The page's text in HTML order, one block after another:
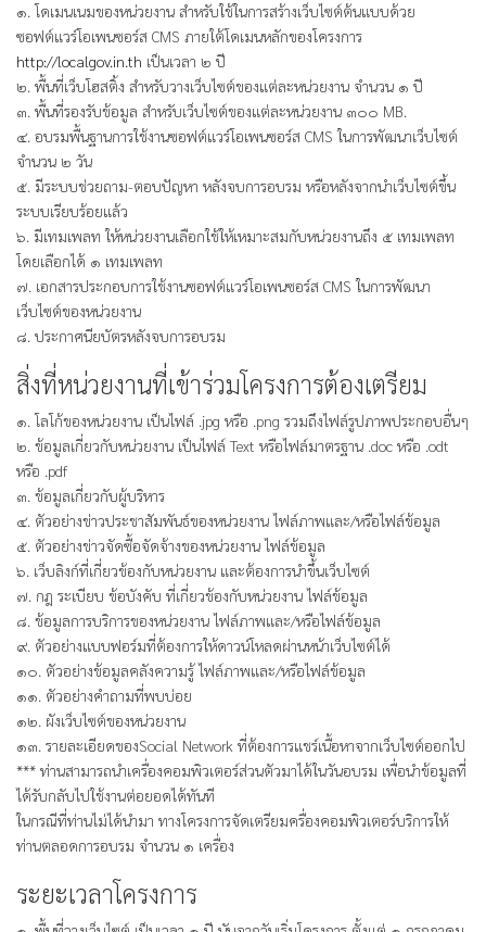
๑. โดเมนเนมของหน่วยงาน สำหรับใช้ในการสร้างเว็บไซต์ต้นแบบด้วย
ซอฟต์แวร์โอเพนซอร์ส CMS ภายใต้โดเมนหลักของโครงการ
http://localgov.in.th เป็นเวลา ๒ ปี
๒. พื้นที่เว็บโฮสติ้ง สำหรับวางเว็บไซต์ของแต่ละหน่วยงาน จำนวน ๑ ปี
๓. พื้นที่รองรับข้อมูล สำหรับเว็บไซต์ของแต่ละหน่วยงาน ๓๐๐ MB.
๔. อบรมพื้นฐานการใช้งานซอฟต์แวร์โอเพนซอร์ส CMS ในการพัฒนาเว็บไซต์
จำนวน ๒ วัน
๕. มีระบบช่วยถาม-ตอบปัญหา หลังจบการอบรม หรือหลังจากนำเว็บไซต์ขึ้น
ระบบเรียบร้อยแล้ว
๖. มีเทมเพลท ให้หน่วยงานเลือกใช้ให้เหมาะสมกับหน่วยงานถึง ๕ เทมเพลท
โดยเลือกได้ ๑ เทมเพลท
๗. เอกสารประกอบการใช้งานซอฟต์แวร์โอเพนซอร์ส CMS ในการพัฒนา
เว็บไซต์ของหน่วยงาน
๘. ประกาศนียบัตรหลังจบการอบรม
สิ่งที่หน่วยงานที่เข้าร่วมโครงการต้องเตรียม
๑. โลโก้ของหน่วยงาน เป็นไฟล์ .jpg หรือ .png รวมถึงไฟล์รูปภาพประกอบอื่นๆ
๒. ข้อมูลเกี่ยวกับหน่วยงาน เป็นไฟล์ Text หรือไฟล์มาตรฐาน .doc หรือ .odt
หรือ .pdf
๓. ข้อมูลเกี่ยวกับผู้บริหาร
๔. ตัวอย่างข่าวประชาสัมพันธ์ของหน่วยงาน ไฟล์ภาพและ/หรือไฟล์ข้อมูล
๕. ตัวอย่างข่าวจัดซื้อจัดจ้างของหน่วยงาน ไฟล์ข้อมูล
๖. เว็บลิงก์ที่เกี่ยวข้องกับหน่วยงาน และต้องการนำขึ้นเว็บไซต์
๗. กฎ ระเบียบ ข้อบังคับ ที่เกี่ยวข้องกับหน่วยงาน ไฟล์ข้อมูล
๘. ข้อมูลการบริการของหน่วยงาน ไฟล์ภาพและ/หรือไฟล์ข้อมูล
๙. ตัวอย่างแบบฟอร์มที่ต้องการให้ดาวน์โหลดผ่านหน้าเว็บไซต์ได้
๑๐. ตัวอย่างข้อมูลคลังความรู้ ไฟล์ภาพและ/หรือไฟล์ข้อมูล
๑๑. ตัวอย่างคำถามที่พบบ่อย
๑๒. ผังเว็บไซต์ของหน่วยงาน
๑๓. รายละเอียดของSocial Network ที่ต้องการแชร์เนื้อหาจากเว็บไซต์ออกไป
*** ท่านสามารถนำเครื่องคอมพิวเตอร์ส่วนตัวมาได้ในวันอบรม เพื่อนำข้อมูลที่
ได้รับกลับไปใช้งานต่อยอดได้ทันที
ในกรณีที่ท่านไม่ได้นำมา ทางโครงการจัดเตรียมครื่องคอมพิวเตอร์บริการให้
ท่านตลอดการอบรม จำนวน ๑ เครื่อง
ระยะเวลาโครงการ